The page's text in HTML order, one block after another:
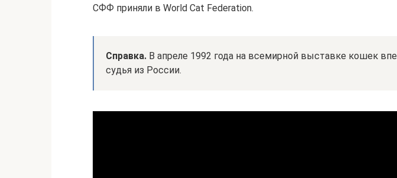
СФФ приняли в World Cat Federation.
Справка. В апреле 1992 года на всемирной выставке кошек
судья из России.